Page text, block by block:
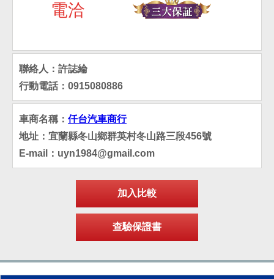
電洽
聯絡人：許誌綸
行動電話：0915080886
車商名稱： 仟台汽車商行
地址：宜蘭縣冬山鄉群英村冬山路三段456號
E-mail：uyn1984@gmail.com